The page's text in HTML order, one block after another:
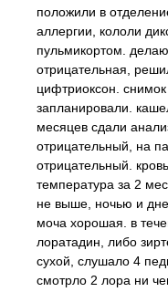
положили в
аллергии, кололи
пульмикортом.
отрицательная,
цифтриоксон.
запланировали.
месяцев сдали
отрицательный, на
отрицательный.
температура за 2
не выше, ночью и
моча хорошая. в
лоратадин, либо
сухой, слушало 4
смотрло 2 лора ни